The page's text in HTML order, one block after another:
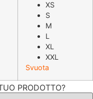
XS
S
M
L
XL
XXL
Svuota
PRODOTTO?